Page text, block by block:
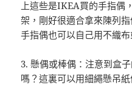
上這些是IKEA買的手指偶
架，剛好很適合拿來陳列
手指偶也可以自己用不織
3. 懸偶或棒偶：注意到盒
嗎？這裏可以用細繩懸吊